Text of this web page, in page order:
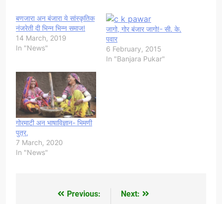
बणजारा अन बंजारा ये सांस्कृतिक
नंजरेती दी भिन्न भिन्न समाज!
14 March, 2019
In "News"
जागो, गोर बंजार जागो!- सी. के.
पवार
6 February, 2015
In "Banjara Pukar"
गोरमाटी अन भाषाविज्ञान- भिमणी
पुत्र,
7 March, 2020
In "News"
Previous: Next: